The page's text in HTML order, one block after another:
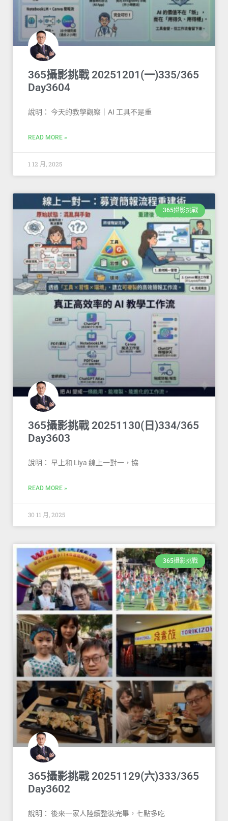
365攝影挑戰 20251201(一)335/365
Day3604
說明： 今天的教學觀察｜AI 工具不是重
READ MORE »
1 12 月, 2025
365攝影挑戰
365攝影挑戰 20251130(日)334/365
Day3603
說明： 早上和 Liya 線上一對一，協
READ MORE »
30 11 月, 2025
365攝影挑戰
365攝影挑戰 20251129(六)333/365
Day3602
說明： 後來一家人陸續整裝完畢，七點多吃